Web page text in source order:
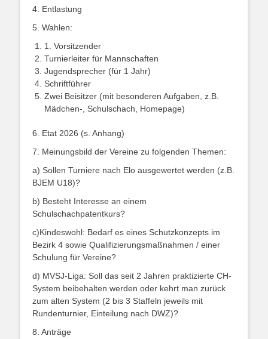
4. Entlastung
5. Wahlen:
1. Vorsitzender
Turnierleiter für Mannschaften
Jugendsprecher (für 1 Jahr)
Schriftführer
Zwei Beisitzer (mit besonderen Aufgaben, z.B.
Mädchen-, Schulschach, Homepage)
6. Etat 2026 (s. Anhang)
7. Meinungsbild der Vereine zu folgenden Themen:
a) Sollen Turniere nach Elo ausgewertet werden (z.B.
BJEM U18)?
b) Besteht Interesse an einem
Schulschachpatentkurs?
c)Kindeswohl: Bedarf es eines Schutzkonzepts im
Bezirk 4 sowie Qualifizierungsmaßnahmen / einer
Schulung für Vereine?
d) MVSJ-Liga: Soll das seit 2 Jahren praktizierte CH-
System beibehalten werden oder kehrt man zurück
zum alten System (2 bis 3 Staffeln jeweils mit
Rundenturnier, Einteilung nach DWZ)?
8. Anträge